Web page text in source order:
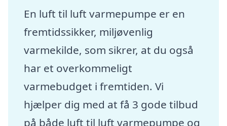
En luft til luft varmepumpe er en
fremtidssikker, miljøvenlig
varmekilde, som sikrer, at du også
har et overkommeligt
varmebudget i fremtiden. Vi
hjælper dig med at få 3 gode tilbud
på både luft til luft varmepumpe og